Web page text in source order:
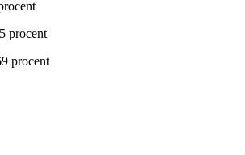
procent
procent